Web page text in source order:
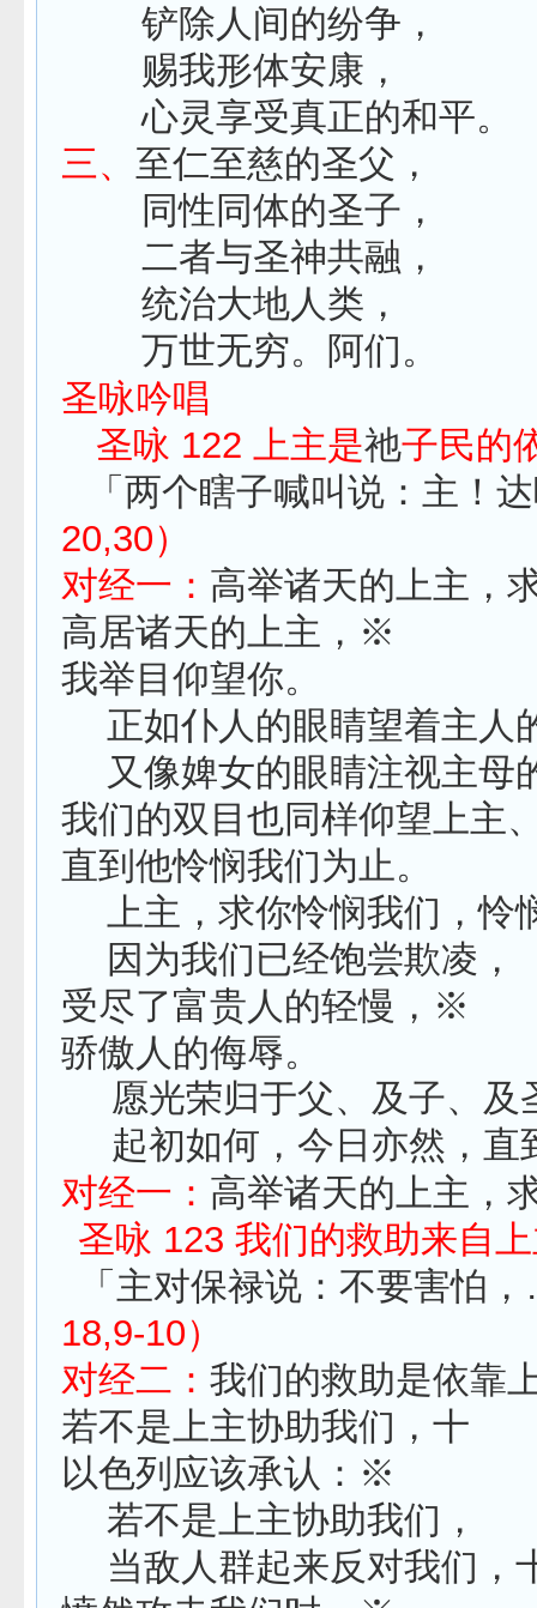
铲除人间的纷争，
赐我形体安康，
心灵享受真正的和平。
三、 至仁至慈的圣父，
同性同体的圣子，
二者与圣神共融，
统治大地人类，
万世无穷。阿们。
圣咏吟唱
圣咏 122 上主是祂子民的
「两个瞎子喊叫说：主！
20,30）
对经一： 高举诸天的上主，
高居诸天的上主，※
我举目仰望你。
正如仆人的眼睛望着主
又像婢女的眼睛注视主母
我们的双目也同样仰望上主
直到他怜悯我们为止。
上主，求你怜悯我们，
因为我们已经饱尝欺凌，
受尽了富贵人的轻慢，※
骄傲人的侮辱。
愿光荣归于父、及子、及
起初如何，今日亦然，直
对经一： 高举诸天的上主，
圣咏 123 我们的救助来自
「主对保禄说：不要害怕
18,9-10）
对经二： 我们的救助是依靠
若不是上主协助我们，十
以色列应该承认：※
若不是上主协助我们，
当敌人群起来反对我们，